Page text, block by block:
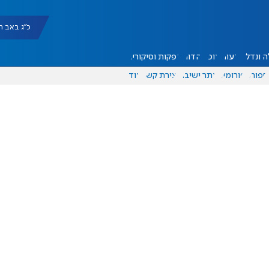
כ"ג באב תשפ"ו
ונדל"ן דעות אוכל יהדות הפקות וסיקורים
ספורט פורומים אתר ישיבה יצירת קשר עוד